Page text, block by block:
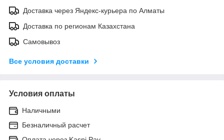
Доставка через Яндекс-курьера по Алматы
Доставка по регионам Казахстана
Самовывоз
Все условия доставки
Условия оплаты
Наличными
Безналичный расчет